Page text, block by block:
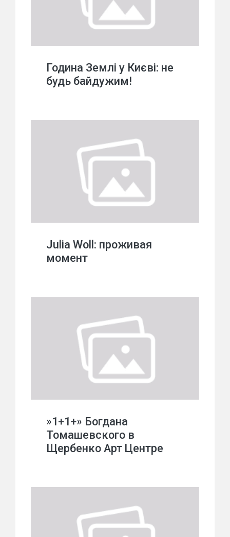
Година Землі у Києві: не
будь байдужим!
Julia Woll: проживая
момент
»1+1+» Богдана
Томашевского в
Щербенко Арт Центре